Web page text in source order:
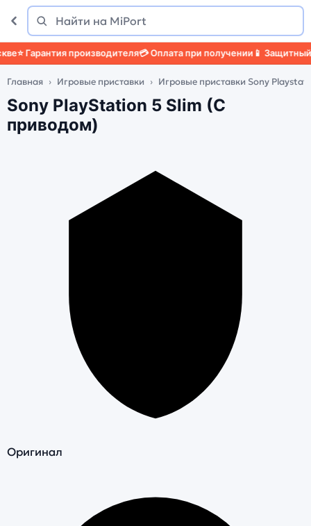
Поиск
Найти
⭐ Гарантия производителя💳 Оплата при получении📱 Защитный
Главная Игровые приставки Игровые приставки Sony
Sony PlayStation 5 Slim (C
приводом)
Оригинал